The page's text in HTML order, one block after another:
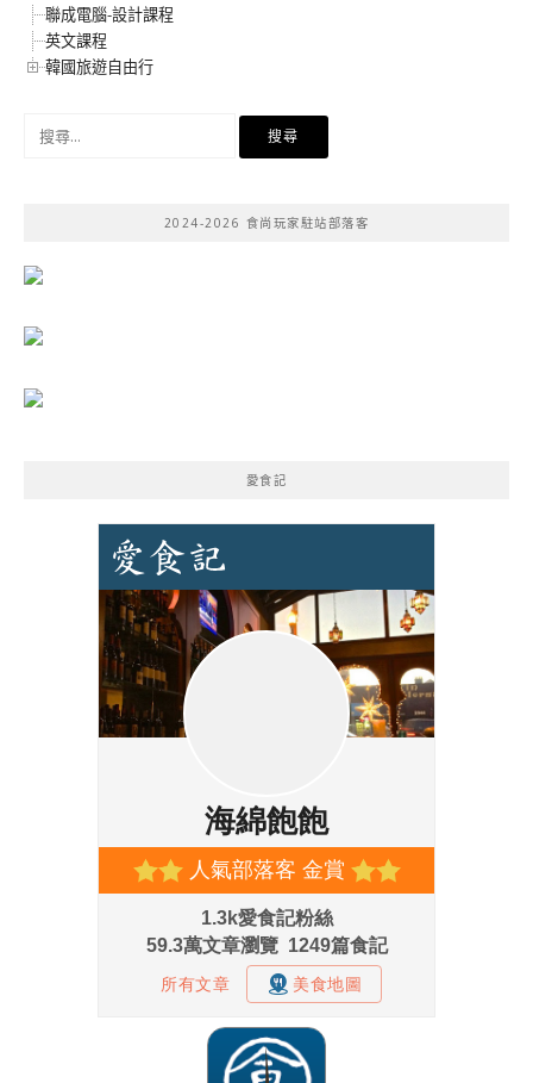
聯成電腦-設計課程
英文課程
韓國旅遊自由行
2024-2026 食尚玩家駐站部落客
愛食記